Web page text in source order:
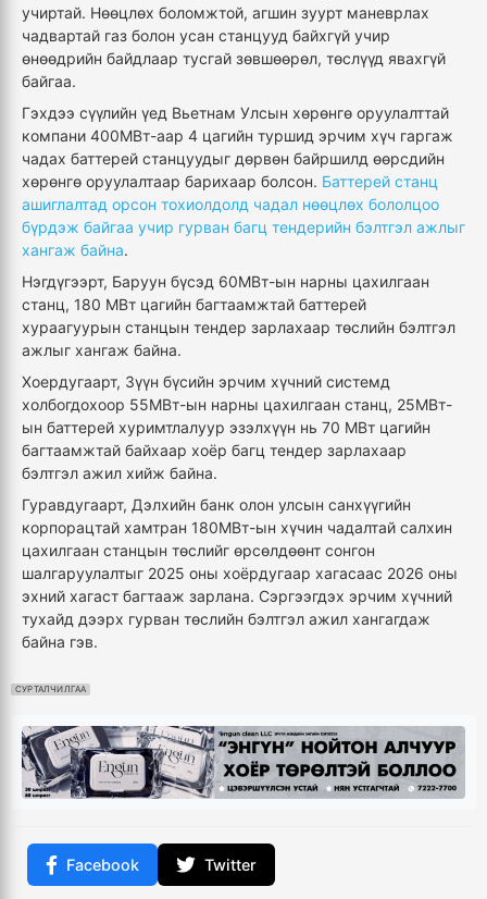
учиртай. Нөөцлөх боломжтой, агшин зуурт маневрлах
чадвартай газ болон усан станцууд байхгүй учир
өнөөдрийн байдлаар тусгай зөвшөөрөл, төслүүд явахгүй
байгаа.
Гэхдээ сүүлийн үед Вьетнам Улсын хөрөнгө оруулалттай
компани 400МВт-аар 4 цагийн туршид эрчим хүч гаргаж
чадах баттерей станцуудыг дөрвөн байршилд өөрсдийн
хөрөнгө оруулалтаар барихаар болсон. Баттерей станц
ашиглалтад орсон тохиолдолд чадал нөөцлөх бололцоо
бүрдэж байгаа учир гурван багц тендерийн бэлтгэл ажлыг
хангаж байна.
Нэгдүгээрт, Баруун бүсэд 60МВт-ын нарны цахилгаан
станц, 180 МВт цагийн багтаамжтай баттерей
хураагуурын станцын тендер зарлахаар төслийн бэлтгэл
ажлыг хангаж байна.
Хоердугаарт, Зүүн бүсийн эрчим хүчний системд
холбогдохоор 55МВт-ын нарны цахилгаан станц, 25МВт-
ын баттерей хуримтлалуур эзэлхүүн нь 70 МВт цагийн
багтаамжтай байхаар хоёр багц тендер зарлахаар
бэлтгэл ажил хийж байна.
Гуравдугаарт, Дэлхийн банк олон улсын санхүүгийн
корпорацтай хамтран 180МВт-ын хүчин чадалтай салхин
цахилгаан станцын төслийг өрсөлдөөнт сонгон
шалгаруулалтыг 2025 оны хоёрдугаар хагасаас 2026 оны
эхний хагаст багтааж зарлана. Сэргээгдэх эрчим хүчний
тухайд дээрх гурван төслийн бэлтгэл ажил хангагдаж
байна гэв.
СУРТАЛЧИЛГАА
Facebook Twitter